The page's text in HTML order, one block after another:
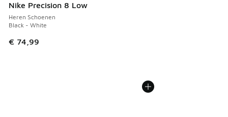
Nike Precision 8 Low
Heren Schoenen
Black - White
€ 74,99